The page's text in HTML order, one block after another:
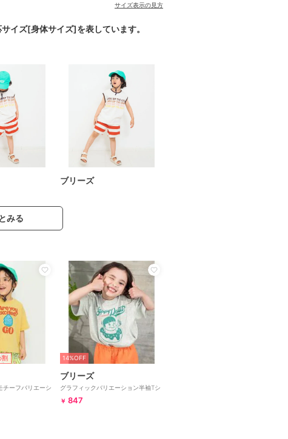
サイズ表示の見方
イズ[身体サイズ]を表しています。
ブリーズ
みる
割
チーフバリエーシ
14%OFF
ブリーズ
グラフィックバリエーション半袖Tシ
ャツ
￥ 847